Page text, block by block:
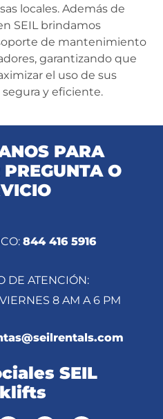
locales. Además de
SEIL brindamos
de mantenimiento
garantizando que
el uso de sus
y eficiente.
PARA
O
844 416 5916
DE ATENCIÓN:
8 AM A 6 PM
SEIL